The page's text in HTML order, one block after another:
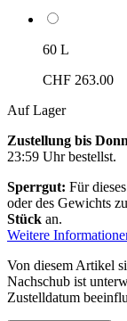
60 L
CHF 263.00
Auf Lager
Zustellung bis
23:59 Uhrbestellst.
Sperrgut: Für
oder des Gewichts
Stück an.
Weitere
Von diesem Artikel
Nachschub ist
Zustelldatum